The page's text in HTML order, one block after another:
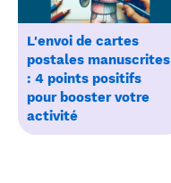
L'envoi de cartes
postales manuscrites
: 4 points positifs
pour booster votre
activité